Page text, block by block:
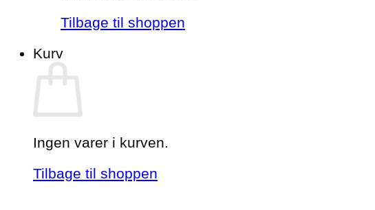
Tilbage til shoppen
Kurv
Ingen varer i kurven.
Tilbage til shoppen